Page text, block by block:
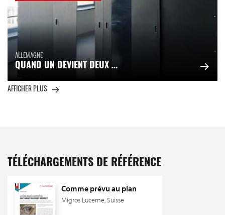
ALLEMAGNE
QUAND UN DEVIENT DEUX …
AFFICHER PLUS
TÉLÉCHARGEMENTS DE RÉFÉRENCE
Comme prévu au plan
Migros Lucerne, Suisse